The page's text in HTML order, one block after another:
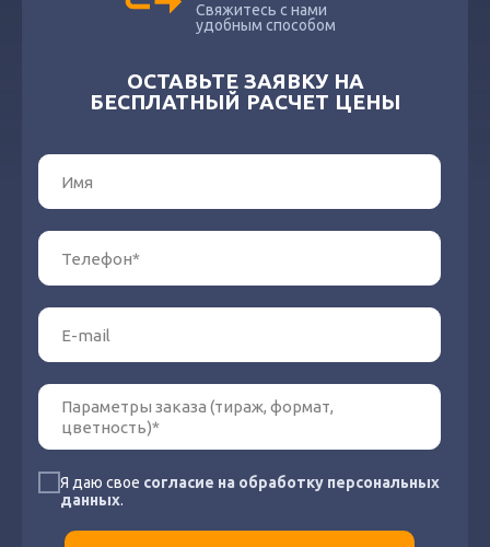
Я даю свое согласие на обработку персональных
данных.
Свяжитесь с нами
удобным способом
ОСТАВЬТЕ ЗАЯВКУ НА
БЕСПЛАТНЫЙ РАСЧЕТ ЦЕНЫ